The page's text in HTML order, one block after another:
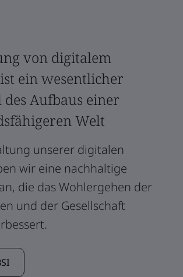
von digitalem
ein wesentlicher
des Aufbaus einer
Welt
unserer digitalen
wir eine nachhaltige
die das Wohlergehen der
und der Gesellschaft